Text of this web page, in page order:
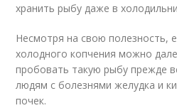
хранить рыбу даже в
Несмотря на свою полезность,
холодного копчения можно
пробовать такую рыбу прежде
людям с болезнями желудка и
почек.